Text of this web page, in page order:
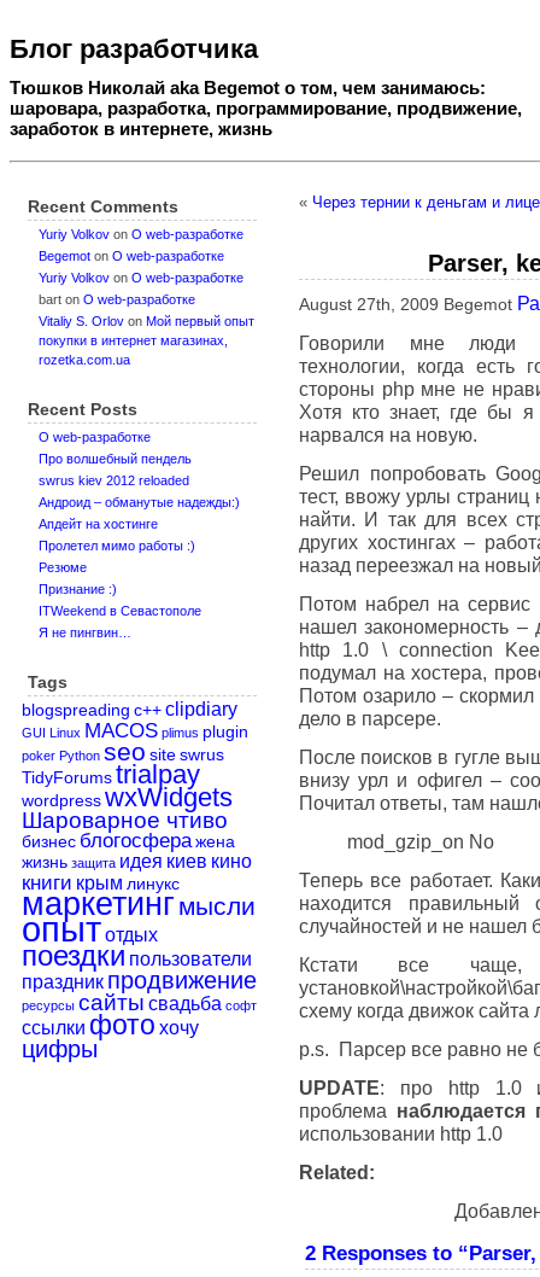
Блог разработчика
Тюшков Николай aka Begemot о том, чем занимаюсь:
шаровара, разработка, программирование, продвижение,
заработок в интернете, жизнь
Recent Comments
Yuriy Volkov on О web-разработке
Begemot on О web-разработке
Yuriy Volkov on О web-разработке
bart on О web-разработке
Vitaliy S. Orlov on Мой первый опыт
покупки в интернет магазинах,
rozetka.com.ua
Recent Posts
О web-разработке
Про волшебный пендель
swrus kiev 2012 reloaded
Андроид – обманутые надежды:)
Апдейт на хостинге
Пролетел мимо работы :)
Резюме
Признание :)
ITWeekend в Севастополе
Я не пингвин…
Tags
blogspreading c++ clipdiary
GUI Linux MACOS plimus plugin
poker Python seo site swrus
TidyForums trialpay
wordpress wxWidgets
Шароварное чтиво
бизнес блогосфера жена
жизнь защита идея киев кино
книги крым линукс
маркетинг мысли
опытотдых
поездки пользователи
праздник продвижение
ресурсы сайты свадьба софт
ссылки фото хочу
цифры
« Через тернии к деньгам и
Parser,
August 27th, 2009 Begemot
Говорили мне люди
технологии, когда
стороны php мне не
Хотя кто знает, где бы
нарвался на новую.
Решил попробовать
тест, ввожу урлы страниц
найти. И так для всех
других хостингах –
назад переезжал на
Потом набрел на сервис
нашел закономерность
http 1.0 \ connection
подумал на хостера,
Потом озарило –
дело в парсере.
После поисков в гугле
внизу урл и офигел –
Почитал ответы, там
mod_gzip_on No
Теперь все работает.
находится
случайностей и не нашел
Кстати все
схему когда движок
p.s. Парсер все равно не
UPDATE: про http 1.0 и
проблема наблюдается
использовании http 1.0
Related:
2 Responses to